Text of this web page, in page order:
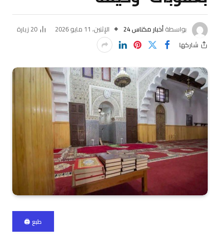
بواسطةأخبار مكناس 24 الإثنين، 11 مايو 2026 20 زيارة
شاركها
طبع 🖨